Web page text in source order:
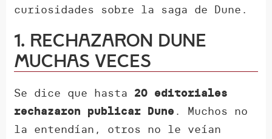
curiosidades sobre la saga de Dune.
1. Rechazaron Dune
muchas veces
Se dice que hasta 20 editoriales
rechazaron publicar Dune . Muchos no
la entendían, otros no le veían